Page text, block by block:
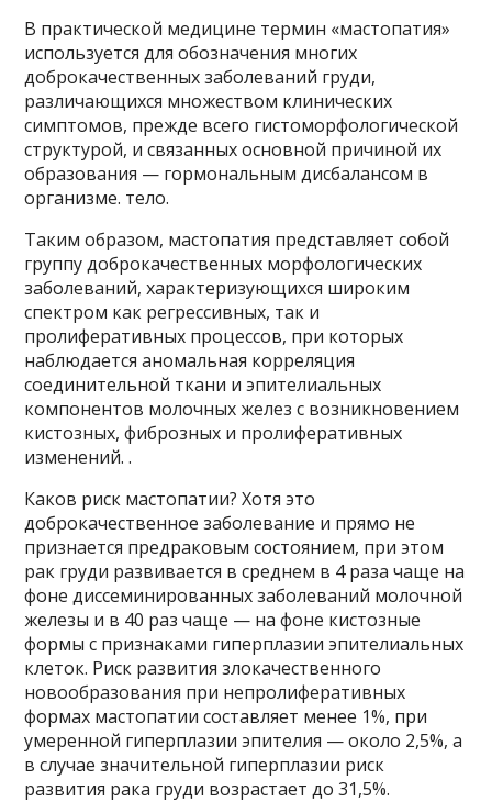
В практической медицине термин «мастопатия»
используется для обозначения многих
доброкачественных заболеваний груди,
различающихся множеством клинических
симптомов, прежде всего гистоморфологической
структурой, и связанных основной причиной их
образования — гормональным дисбалансом в
организме. тело.
Таким образом, мастопатия представляет собой
группу доброкачественных морфологических
заболеваний, характеризующихся широким
спектром как регрессивных, так и
пролиферативных процессов, при которых
наблюдается аномальная корреляция
соединительной ткани и эпителиальных
компонентов молочных желез с возникновением
кистозных, фиброзных и пролиферативных
изменений. .
Каков риск мастопатии? Хотя это
доброкачественное заболевание и прямо не
признается предраковым состоянием, при этом
рак груди развивается в среднем в 4 раза чаще на
фоне диссеминированных заболеваний молочной
железы и в 40 раз чаще — на фоне кистозные
формы с признаками гиперплазии эпителиальных
клеток. Риск развития злокачественного
новообразования при непролиферативных
формах мастопатии составляет менее 1%, при
умеренной гиперплазии эпителия — около 2,5%, а
в случае значительной гиперплазии риск
развития рака груди возрастает до 31,5%.